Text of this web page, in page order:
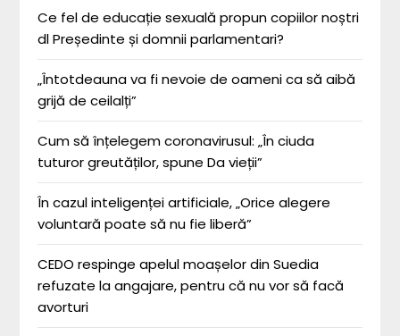
Ce fel de educație sexuală propun copiilor noștri
dl Președinte și domnii parlamentari?
„Întotdeauna va fi nevoie de oameni ca să aibă
grijă de ceilalți”
Cum să înțelegem coronavirusul: „În ciuda
tuturor greutăților, spune Da vieții”
În cazul inteligenței artificiale, „Orice alegere
voluntară poate să nu fie liberă”
CEDO respinge apelul moașelor din Suedia
refuzate la angajare, pentru că nu vor să facă
avorturi